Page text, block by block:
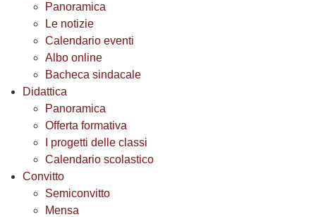
Panoramica
Le notizie
Calendario eventi
Albo online
Bacheca sindacale
Didattica
Panoramica
Offerta formativa
I progetti delle classi
Calendario scolastico
Convitto
Semiconvitto
Mensa